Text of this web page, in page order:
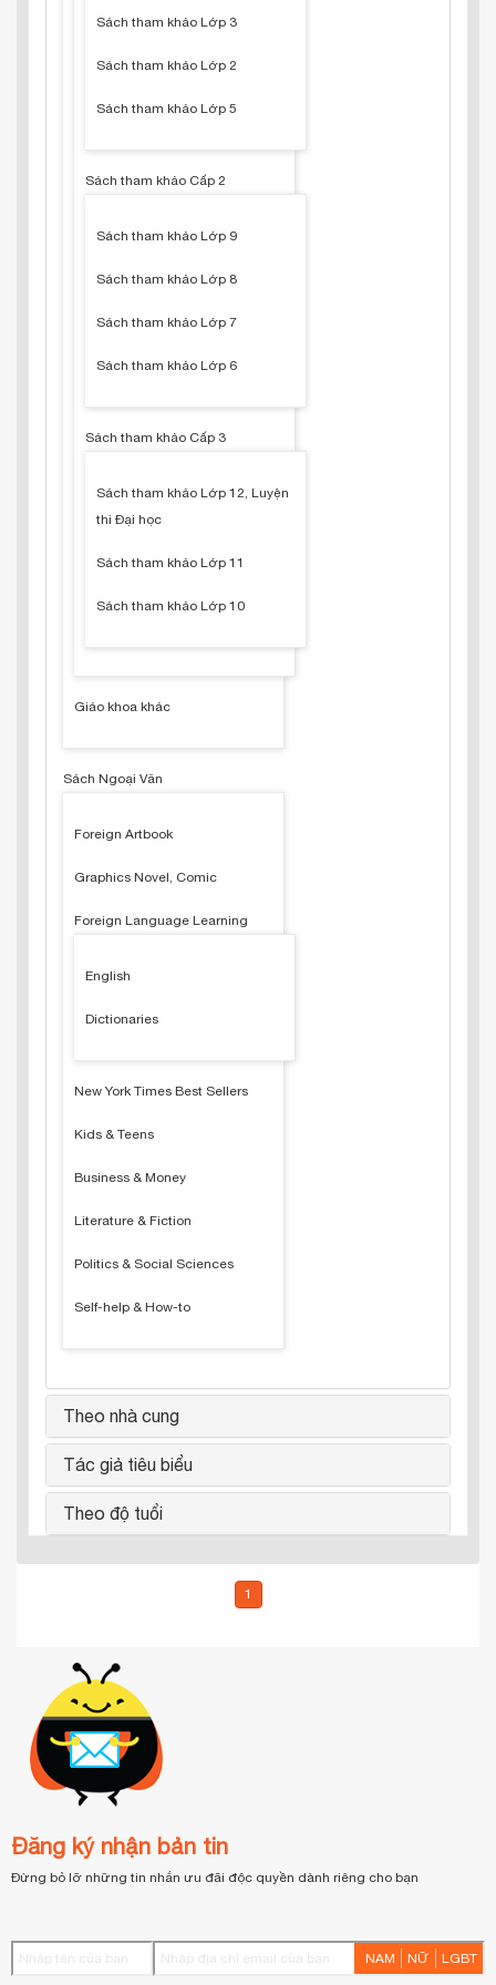
Sách tham khảo Lớp 3
Sách tham khảo Lớp 2
Sách tham khảo Lớp 5
Sách tham khảo Cấp 2
Sách tham khảo Lớp 9
Sách tham khảo Lớp 8
Sách tham khảo Lớp 7
Sách tham khảo Lớp 6
Sách tham khảo Cấp 3
Sách tham khảo Lớp 12, Luyện
thi Đại học
Sách tham khảo Lớp 11
Sách tham khảo Lớp 10
Giáo khoa khác
Sách Ngoại Văn
Foreign Artbook
Graphics Novel, Comic
Foreign Language Learning
English
Dictionaries
New York Times Best Sellers
Kids & Teens
Business & Money
Literature & Fiction
Politics & Social Sciences
Self-help & How-to
Theo nhà cung
Tác giả tiêu biểu
Theo độ tuổi
1
Đăng ký nhận bản tin
Đừng bỏ lỡ những tin nhắn ưu đãi độc quyền dành riêng cho bạn
NAM NỮ LGBT